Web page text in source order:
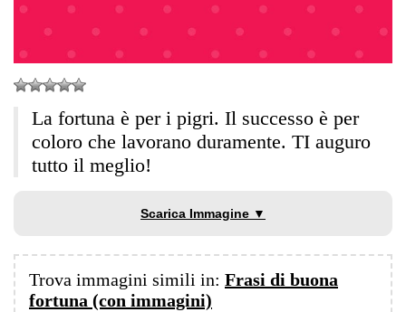
La fortuna è per i pigri. Il successo è per
coloro che lavorano duramente. TI auguro
tutto il meglio!
Scarica Immagine ▼
Trova immagini simili in: Frasi di buona
fortuna (con immagini)